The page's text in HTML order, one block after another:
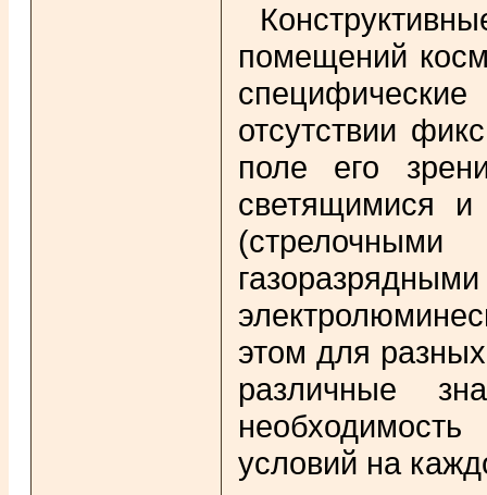
помещений
отсутствии
поле его
светящимися и
этом для
различные
условий на